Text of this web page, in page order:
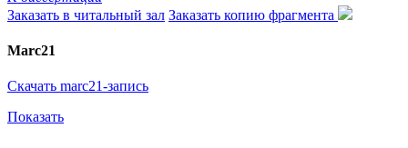
Заказать в читальный зал Заказать копию фрагмента
Marc21
Скачать marc21-запись
Показать